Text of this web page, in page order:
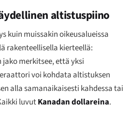
altistuspiino
kuin muissakin oikeusalueissa
rakenteellisella kierteellä:
merkitsee, että yksi
voi kohdata altistuksen
alla samanaikaisesti kahdessa tai
luvutKanadan dollareina.